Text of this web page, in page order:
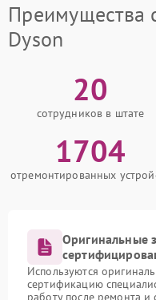
Преимущества
Dyson
20
сотрудников в штате
1704
отремонтированных
Оригинальные
Используются
сертификацию
работу после ремонта